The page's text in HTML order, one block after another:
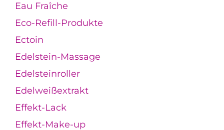
Eau Fraîche
Eco-Refill-Produkte
Ectoin
Edelstein-Massage
Edelsteinroller
Edelweißextrakt
Effekt-Lack
Effekt-Make-up